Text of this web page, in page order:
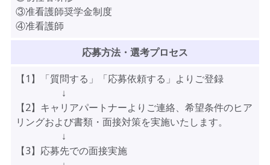
③准看護師奨学金制度
④准看護師
応募方法・選考プロセス
【1】「質問する」「応募依頼する」よりご登録
↓
【2】キャリアパートナーよりご連絡、希望条件のヒア
リングおよび書類・面接対策を実施いたします。
↓
【3】応募先での面接実施